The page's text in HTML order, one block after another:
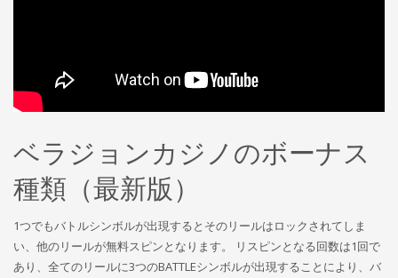
ベラジョンカジノのボーナス
種類（最新版）
1つでもバトルシンボルが出現するとそのリールはロックされてしま
い、他のリールが無料スピンとなります。 リスピンとなる回数は1回で
あり、全てのリールに3つのBATTLEシンボルが出現することにより、バ